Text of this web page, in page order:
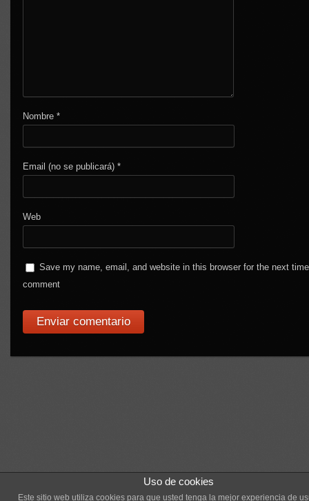
Nombre*
Email (no se publicará)*
Web
Save my name, email, and website in this browser for the next
comment
Uso de cookies
Este sitio web utiliza cookies para que usted tenga la mejor experiencia de